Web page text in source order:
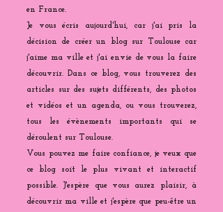
en France.
Je vous écris aujourd'hui, car j'ai pris la
décision de créer un blog sur Toulouse car
j'aime ma ville et j'ai envie de vous la faire
découvrir. Dans ce blog, vous trouverez des
articles sur des sujets différents, des photos
et vidéos et un agenda, ou vous trouverez,
tous les évènements importants qui se
déroulent sur Toulouse.
Vous pouvez me faire confiance, je veux que
ce blog soit le plus vivant et interactif
possible. J'espère que vous aurez plaisir, à
découvrir ma ville et j'espère que peu-être un